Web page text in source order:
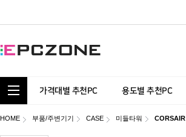
통합 카테고리 보기
가격대별 추천PC 용도별 추천PC
HOME 부품/주변기기 CASE 미들타워 CORSAIR